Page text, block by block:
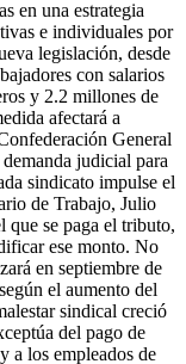
en una estrategia
e individuales por
legislación, desde
con salarios
y 2.2 millones de
afectará a
General
judicial para
sindicato impulse el
de Trabajo, Julio
que se paga el tributo,
ese monto. No
en septiembre de
el aumento del
sindical creció
del pago de
a los empleados de